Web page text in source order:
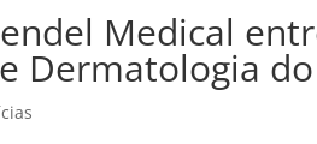
Medical
Dermatologia